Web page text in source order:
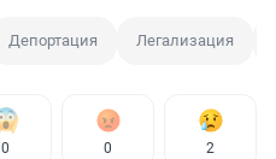
Депортация Легализация
0 0 2